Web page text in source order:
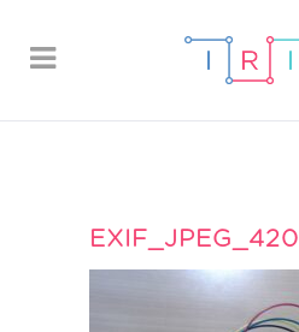
EXIF_JPEG_420